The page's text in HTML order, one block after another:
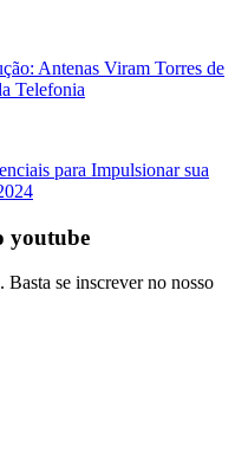
Antenas Viram Torres de
Telefonia
para Impulsionar sua
youtube
se inscrever no nosso